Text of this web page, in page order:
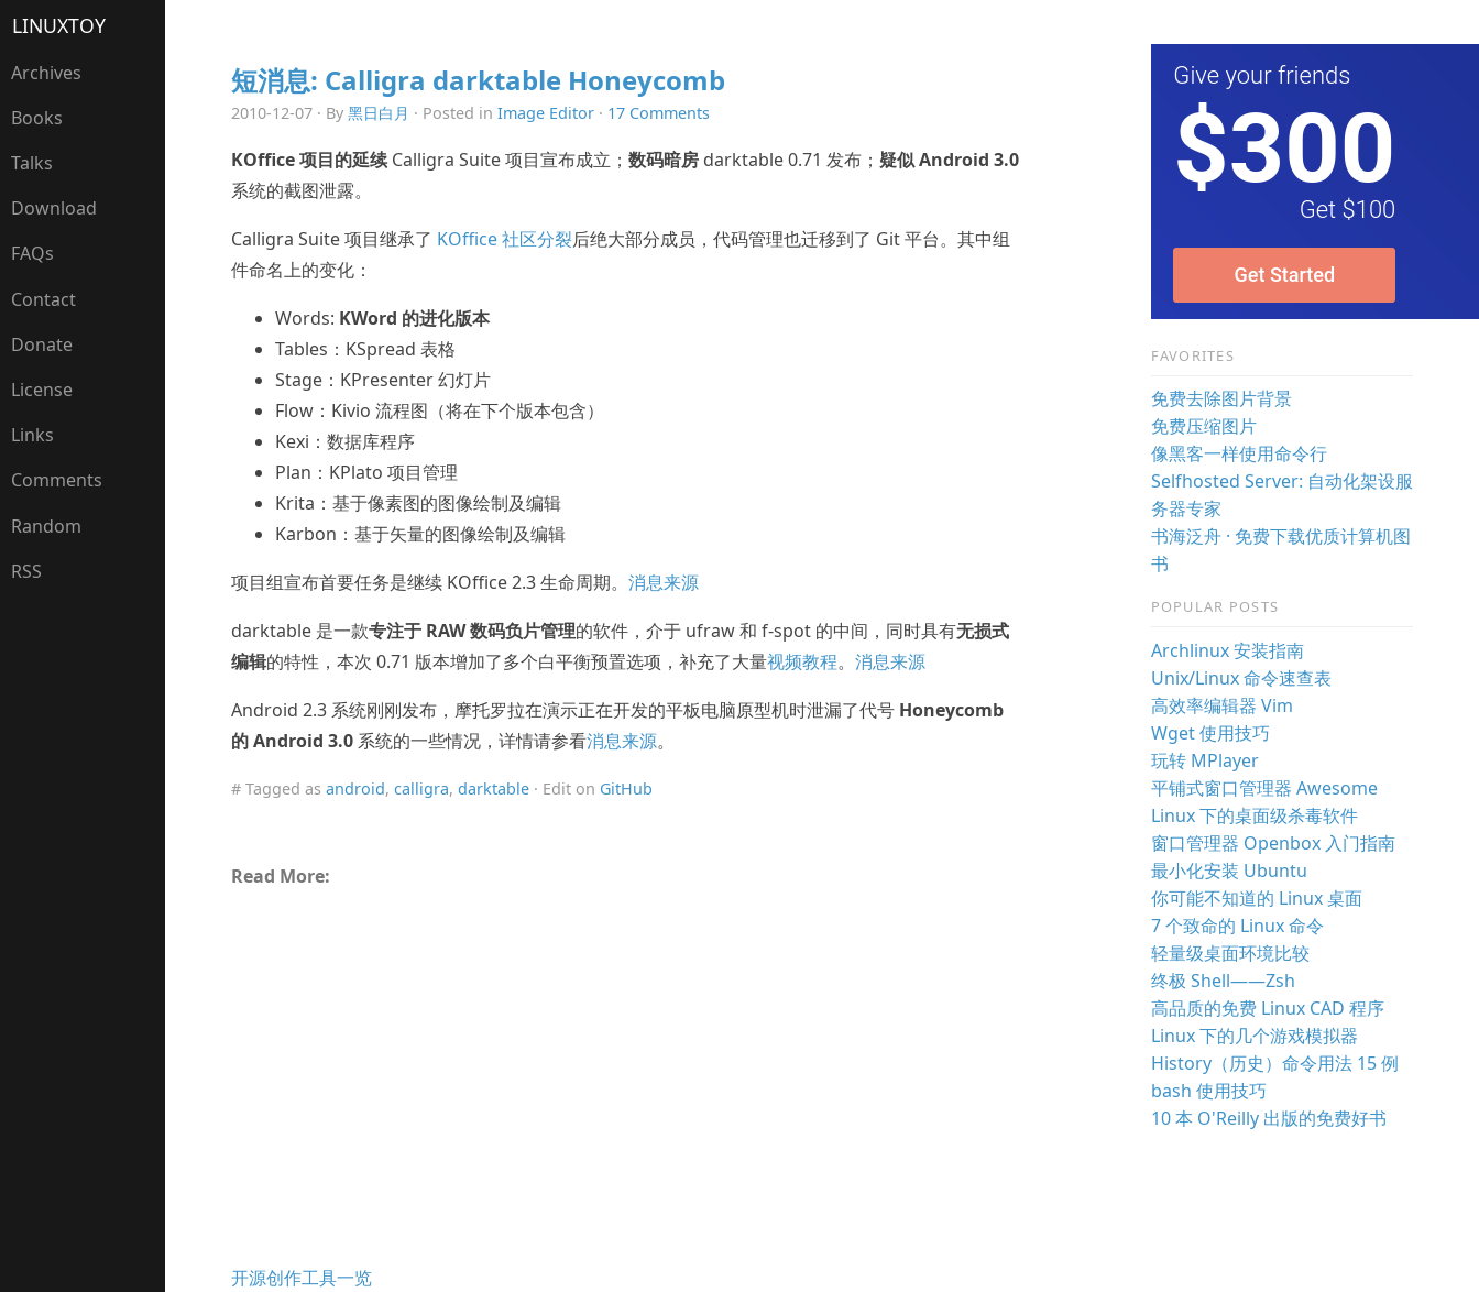
LINUXTOY
Archives
Books
Talks
Download
FAQs
Contact
Donate
License
Links
Comments
Random
RSS
短消息: Calligra darktable Honeycomb
2010-12-07 · By 黑日白月 · Posted in Image Editor· 17 Comments
KOffice 项目的延续Calligra Suite 项目宣布成立； 数码暗房darktable 0.71 发布； 疑似 Android 3.0
系统的截图泄露。
Calligra Suite 项目继承了 KOffice 社区分裂后绝大部分成员，代码管理也迁移到了 Git 平台。其中组
件命名上的变化：
Words: KWord 的进化版本
Tables：KSpread 表格
Stage：KPresenter 幻灯片
Flow：Kivio 流程图（将在下个版本包含）
Kexi：数据库程序
Plan：KPlato 项目管理
Krita：基于像素图的图像绘制及编辑
Karbon：基于矢量的图像绘制及编辑
项目组宣布首要任务是继续 KOffice 2.3 生命周期。 消息来源
darktable 是一款专注于 RAW 数码负片管理的软件，介于 ufraw 和 f-spot 的中间，同时具有无损式
编辑的特性，本次 0.71 版本增加了多个白平衡预置选项，补充了大量视频教程。 消息来源
Android 2.3 系统刚刚发布，摩托罗拉在演示正在开发的平板电脑原型机时泄漏了代号 Honeycomb
的 Android 3.0系统的一些情况，详情请参看消息来源。
# Tagged as android, calligra, darktable· Edit on GitHub
Read More:
开源创作工具一览
FAVORITES
免费去除图片背景
免费压缩图片
像黑客一样使用命令行
Selfhosted Server: 自动化架设服
务器专家
书海泛舟 · 免费下载优质计算机图
书
POPULAR POSTS
Archlinux 安装指南
Unix/Linux 命令速查表
高效率编辑器 Vim
Wget 使用技巧
玩转 MPlayer
平铺式窗口管理器 Awesome
Linux 下的桌面级杀毒软件
窗口管理器 Openbox 入门指南
最小化安装 Ubuntu
你可能不知道的 Linux 桌面
7 个致命的 Linux 命令
轻量级桌面环境比较
终极 Shell——Zsh
高品质的免费 Linux CAD 程序
Linux 下的几个游戏模拟器
History（历史）命令用法 15 例
bash 使用技巧
10 本 O'Reilly 出版的免费好书